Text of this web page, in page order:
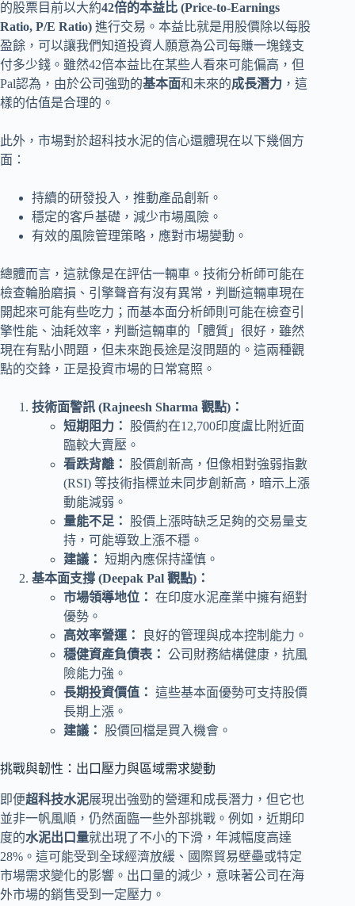
的股票目前以大約42倍的本益比 (Price-to-Earnings
Ratio, P/E Ratio) 進行交易。本益比就是用股價除以每股
盈餘，可以讓我們知道投資人願意為公司每賺一塊錢支
付多少錢。雖然42倍本益比在某些人看來可能偏高，但
Pal認為，由於公司強勁的基本面和未來的成長潛力 ，這
樣的估值是合理的。
此外，市場對於超科技水泥的信心還體現在以下幾個方
面：
持續的研發投入，推動產品創新。
穩定的客戶基礎，減少市場風險。
有效的風險管理策略，應對市場變動。
總體而言，這就像是在評估一輛車。技術分析師可能在
檢查輪胎磨損、引擎聲音有沒有異常，判斷這輛車現在
開起來可能有些吃力；而基本面分析師則可能在檢查引
擎性能、油耗效率，判斷這輛車的「體質」很好，雖然
現在有點小問題，但未來跑長途是沒問題的。這兩種觀
點的交鋒，正是投資市場的日常寫照。
技術面警訊 (Rajneesh Sharma 觀點)：
短期阻力：
股價約在12,700印度盧比附近面
臨較大賣壓。
看跌背離：
股價創新高，但像相對強弱指數
(RSI) 等技術指標並未同步創新高，暗示上漲
動能減弱。
量能不足：
股價上漲時缺乏足夠的交易量支
持，可能導致上漲不穩。
建議： 短期內應保持謹慎。
基本面支撐 (Deepak Pal 觀點)：
市場領導地位： 在印度水泥產業中擁有絕對
優勢。
高效率營運：
良好的管理與成本控制能力。
穩健資產負債表： 公司財務結構健康，抗風
險能力強。
長期投資價值： 這些基本面優勢可支持股價
長期上漲。
建議：
股價回檔是買入機會。
挑戰與韌性：出口壓力與區域需求變動
即便超科技水泥展現出強勁的營運和成長潛力，但它也
並非一帆風順，仍然面臨一些外部挑戰。例如，近期印
度的水泥出口量就出現了不小的下滑，年減幅度高達
28%。這可能受到全球經濟放緩、國際貿易壁壘或特定
市場需求變化的影響。出口量的減少，意味著公司在海
外市場的銷售受到一定壓力。